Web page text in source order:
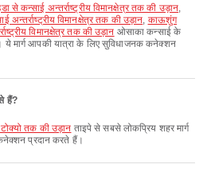
से कन्साई अन्तर्राष्ट्रीय विमानक्षेत्र तक की उड़ान,
विमानक्षेत्र तक की उड़ान, काऊशुंग
विमानक्षेत्र तक की उड़ान ओसाका कन्साई के
ये मार्ग आपकी यात्रा के लिए सुविधाजनक कनेक्शन
हैं?
तक की उड़ान ताइपे से सबसे लोकप्रिय शहर मार्ग
प्रदान करते हैं।